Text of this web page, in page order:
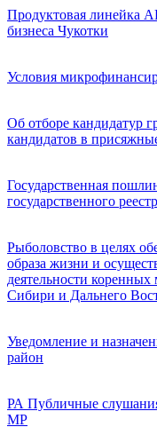
Продуктовая линейка
бизнеса Чукотки
Условия
Об отборе кандидатур
кандидатов в
Государственная
государственного
Рыболовство в целях
образа жизни и
деятельности
Сибири и Дальнего
Уведомление и
район
РА Публичные
МР